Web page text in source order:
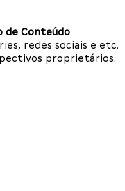
de Conteúdo
redes sociais e etc.
proprietários.